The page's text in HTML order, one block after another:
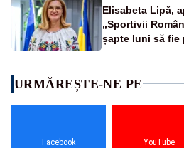
Elisabeta Lipă,
„Sportivii
șapte luni să fie
URMĂREȘTE-NE PE
Facebook YouTube